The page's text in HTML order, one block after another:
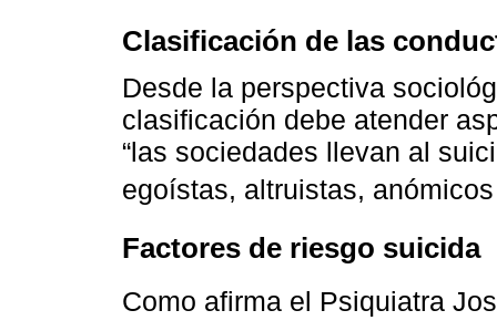
Clasificación de las
Desde la perspectiva
clasificación debe atender
“las sociedades llevan al
egoístas, altruistas,
Factores de riesgo suicida
Como afirma el Psiquiatra